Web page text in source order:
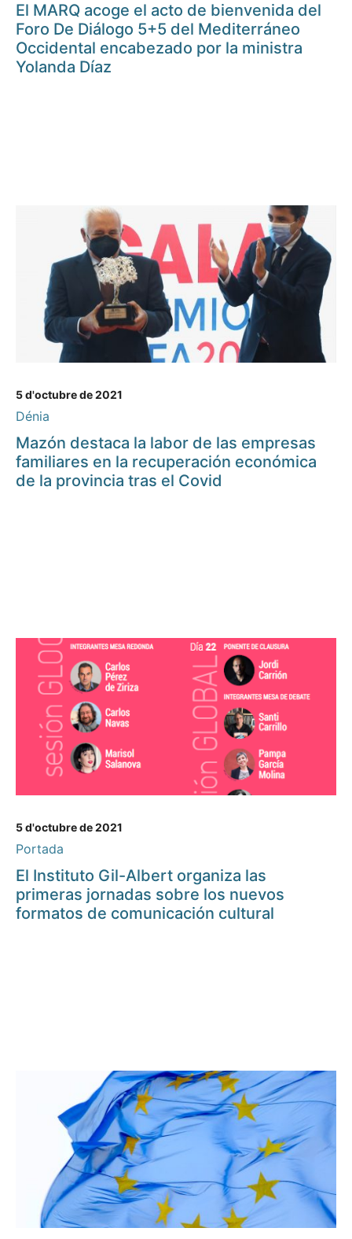
El MARQ acoge el acto de bienvenida del
Foro De Diálogo 5+5 del Mediterráneo
Occidental encabezado por la ministra
Yolanda Díaz
5 d'octubre de 2021
Dénia
Mazón destaca la labor de las empresas
familiares en la recuperación económica
de la provincia tras el Covid
5 d'octubre de 2021
Portada
El Instituto Gil-Albert organiza las
primeras jornadas sobre los nuevos
formatos de comunicación cultural